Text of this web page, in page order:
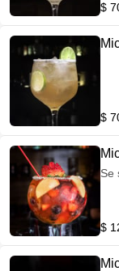
$
$
Se
$